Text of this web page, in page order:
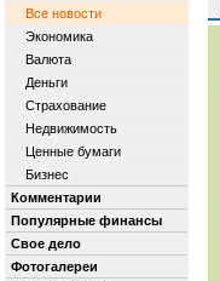
Все новости
Экономика
Валюта
Деньги
Страхование
Недвижимость
Ценные бумаги
Бизнес
Комментарии
Популярные финансы
Свое дело
Фотогалереи